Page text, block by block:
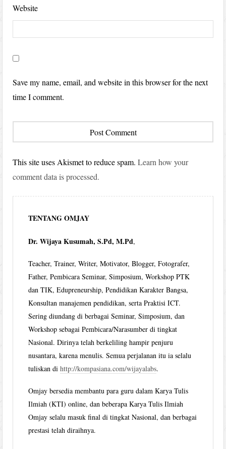
Website
Save my name, email, and website in this browser for the next
time I comment.
This site uses Akismet to reduce spam.Learn how your
comment data is processed.
TENTANG OMJAY
Dr. Wijaya Kusumah, S.Pd, M.Pd,
Teacher, Trainer, Writer, Motivator, Blogger, Fotografer,
Father, Pembicara Seminar, Simposium, Workshop PTK
dan TIK, Edupreneurship, Pendidikan Karakter Bangsa,
Konsultan manajemen pendidikan, serta Praktisi ICT.
Sering diundang di berbagai Seminar, Simposium, dan
Workshop sebagai Pembicara/Narasumber di tingkat
Nasional. Dirinya telah berkeliling hampir penjuru
nusantara, karena menulis. Semua perjalanan itu ia selalu
tuliskan dihttp://kompasiana.com/wijayalabs.
Omjay bersedia membantu para guru dalam Karya Tulis
Ilmiah (KTI) online, dan beberapa Karya Tulis Ilmiah
Omjay selalu masuk final di tingkat Nasional, dan berbagai
prestasi telah diraihnya.